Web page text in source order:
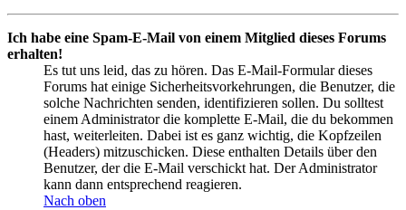
Ich habe eine Spam-E-Mail von einem Mitglied dieses Forums
erhalten!
Es tut uns leid, das zu hören. Das E-Mail-Formular dieses
Forums hat einige Sicherheitsvorkehrungen, die Benutzer, die
solche Nachrichten senden, identifizieren sollen. Du solltest
einem Administrator die komplette E-Mail, die du bekommen
hast, weiterleiten. Dabei ist es ganz wichtig, die Kopfzeilen
(Headers) mitzuschicken. Diese enthalten Details über den
Benutzer, der die E-Mail verschickt hat. Der Administrator
kann dann entsprechend reagieren.
Nach oben